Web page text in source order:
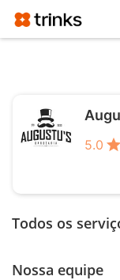
5.0 star
Todos os
Nossa equipe